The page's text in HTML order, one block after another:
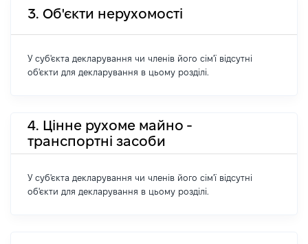
3. Об'єкти нерухомості
У суб'єкта декларування чи членів його сім'ї відсутні
об'єкти для декларування в цьому розділі.
4. Цінне рухоме майно -
транспортні засоби
У суб'єкта декларування чи членів його сім'ї відсутні
об'єкти для декларування в цьому розділі.